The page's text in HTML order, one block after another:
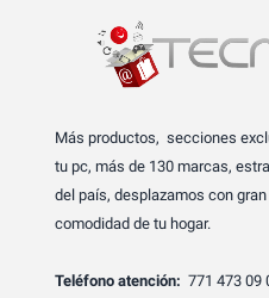
Más productos, secciones
tu pc, más de 130 marcas,
del país, desplazamos con
comodidad de tu hogar.
Teléfono atención: 771 473 09